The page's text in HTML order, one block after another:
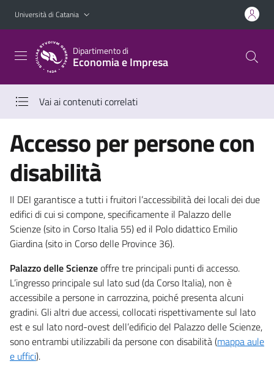
Vai al contenuto principale
Vai al menu di navigazione
Università di Catania
Dipartimento di
Economia e Impresa
Vai ai contenuti correlati
Accesso per persone con
disabilità
Il DEI garantisce a tutti i fruitori l’accessibilità dei locali dei due
edifici di cui si compone, specificamente il Palazzo delle
Scienze (sito in Corso Italia 55) ed il Polo didattico Emilio
Giardina (sito in Corso delle Province 36).
Palazzo delle Scienzeoffre tre principali punti di accesso.
L’ingresso principale sul lato sud (da Corso Italia), non è
accessibile a persone in carrozzina, poiché presenta alcuni
gradini. Gli altri due accessi, collocati rispettivamente sul lato
est e sul lato nord-ovest dell’edificio del Palazzo delle Scienze,
sono entrambi utilizzabili da persone con disabilità (mappa aule
e uffici).